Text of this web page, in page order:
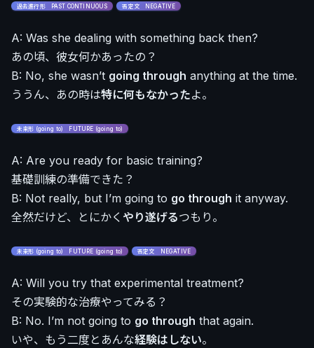
過去進行形 PAST CONTINUOUS 否定文 NEGATIVE
A: Was she dealing with something back then?
あの頃、彼女何かあったの？
B: No, she wasn’t going through anything at the time.
ううん、あの時は特に何もなかったよ。
未来形 (going to) FUTURE (going to)
A: Are you ready for basic training?
基礎訓練の準備できた？
B: Not really, but I’m going to go through it anyway.
全然だけど、とにかく やり遂げるつもり。
未来形 (going to) FUTURE (going to) 否定文 NEGATIVE
A: Will you try that experimental treatment?
その実験的な治療やってみる？
B: No. I’m not going to go through that again.
いや、もう二度とあんな経験はしない。